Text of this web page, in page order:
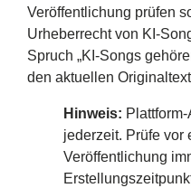
Veröffentlichung prüfen
Urheberrecht von KI-
Spruch „KI-Songs
den aktuellen
Hinweis:
jederzeit. Prüfe vor
Veröffentlichung